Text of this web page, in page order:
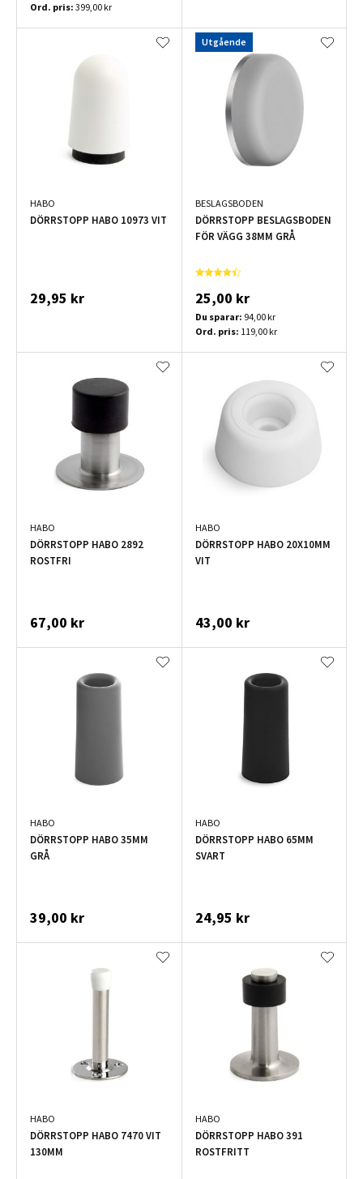
Ord. pris: 399,00 kr
HABO
DÖRRSTOPP HABO 10973 VIT
29,95 kr
Utgående
BESLAGSBODEN
DÖRRSTOPP BESLAGSBODEN
FÖR VÄGG 38MM GRÅ
25,00 kr
Du sparar: 94,00 kr
Ord. pris: 119,00 kr
HABO
DÖRRSTOPP HABO 2892
ROSTFRI
67,00 kr
HABO
DÖRRSTOPP HABO 20X10MM
VIT
43,00 kr
HABO
DÖRRSTOPP HABO 35MM
GRÅ
39,00 kr
HABO
DÖRRSTOPP HABO 65MM
SVART
24,95 kr
HABO
DÖRRSTOPP HABO 7470 VIT
130MM
HABO
DÖRRSTOPP HABO 391
ROSTFRITT